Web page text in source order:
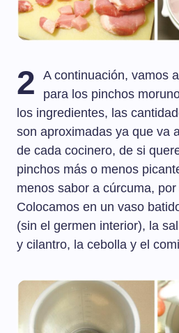
2
A continuación, vamos
para los pinchos
los ingredientes, las
son aproximadas ya que va
de cada cocinero, de si
pinchos más o menos
menos sabor a cúrcuma,
Colocamos en un vaso
(sin el germen interior), la
y cilantro, la cebolla y el